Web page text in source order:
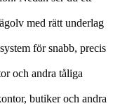
med rätt underlag
för snabb, precis
och andra tåliga
butiker och andra